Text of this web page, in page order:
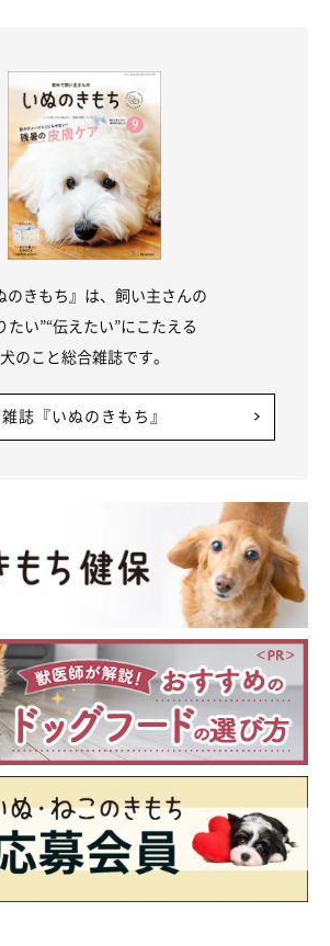
リー
も？ と感じたときに注意することはあり
みが原因になっている可能性もあります。
が判断せずに愛犬に気になる様子があった
ントロールしたり、異変に気づいてあげる
主さん。だからこそ愛犬の様子を気にかけ
獣医師相談室獣医師・岡本りさ先生）
ちアプリ」で投稿されたものです
はありませんので予めご了承ください
:
ルフチェックつき！あなたの愛犬、太り
いませんか？
のきもち』は、飼い主さんの
たい”“伝えたい”にこたえる
犬のこと総合雑誌です。
雑誌『いぬのきもち』